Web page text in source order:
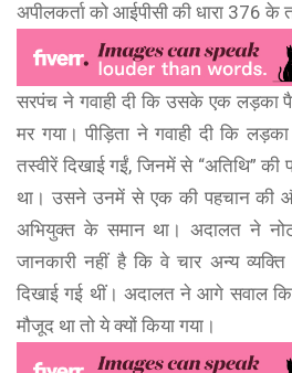
अपीलकर्ता को आईपीसी की धारा 376 के
सरपंच ने गवाही दी कि उसके एक लड़का
मर गया। पीड़िता ने गवाही दी कि
तस्वीरें दिखाई गईं, जिनमें से “अतिथि”
था। उसने उनमें से एक की पहचान की
अभियुक्त के समान था। अदालत ने
जानकारी नहीं है कि वे चार अन्य
दिखाई गई थीं। अदालत ने आगे सवाल
मौजूद था तो ये क्यों किया गया।